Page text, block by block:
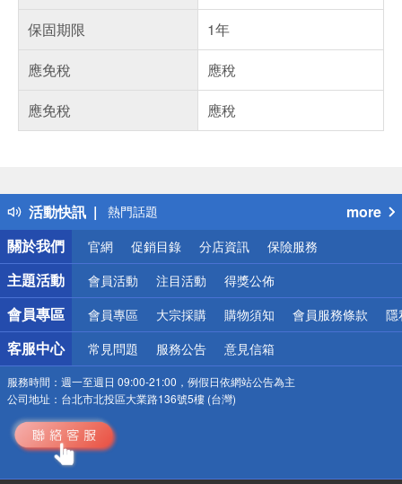
保固期限
1年
應免稅
應稅
應免稅
應稅
活動快訊
得獎公告
熱門話題
銀行優惠
偏遠地區配送
詐騙網頁！請小心！
more
關於我們
官網 促銷目錄 分店資訊 保險服務
主題活動 會員活動 注目活動 得獎公佈
會員專區 會員專區 大宗採購 購物須知 會員服務條款 隱
客服中心 常見問題 服務公告 意見信箱
服務時間： 週一至週日 09:00-21:00，例假日依網站公告為主
公司地址： 台北市北投區大業路136號5樓 (台灣)